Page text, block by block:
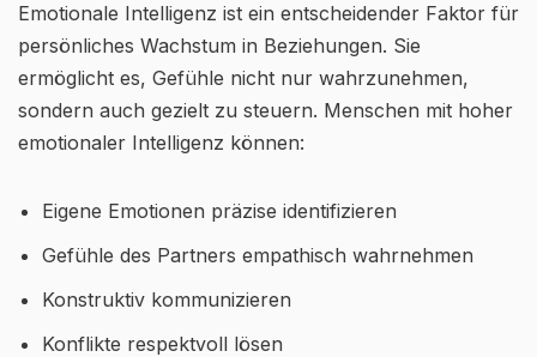
Emotionale Intelligenz ist ein entscheidender Faktor für
persönliches Wachstum in Beziehungen. Sie
ermöglicht es, Gefühle nicht nur wahrzunehmen,
sondern auch gezielt zu steuern. Menschen mit hoher
emotionaler Intelligenz können:
Eigene Emotionen präzise identifizieren
Gefühle des Partners empathisch wahrnehmen
Konstruktiv kommunizieren
Konflikte respektvoll lösen